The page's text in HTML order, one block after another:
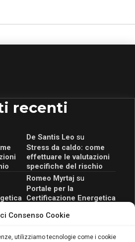
Consenso Cookie
utilizziamo tecnologie come i cookie
recenti
De Santis Leo su
Stress da caldo: come
effettuare le valutazioni
specifiche del rischio
Romeo Myrtaj su
Portale per la
Certificazione Energetica
scopri il Corso Blumatica